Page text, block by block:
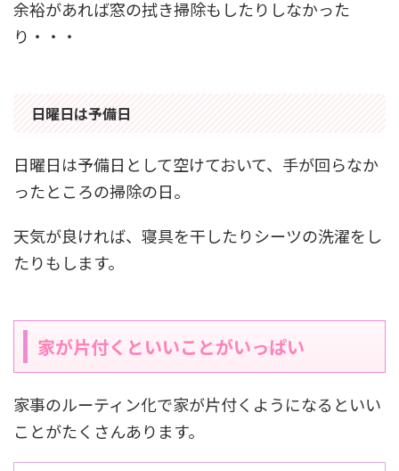
余裕があれば窓の拭き掃除もしたりしなかった
り・・・
日曜日は予備日
日曜日は予備日として空けておいて、手が回らなか
ったところの掃除の日。
天気が良ければ、寝具を干したりシーツの洗濯をし
たりもします。
家が片付くといいことがいっぱい
家事のルーティン化で家が片付くようになるといい
ことがたくさんあります。